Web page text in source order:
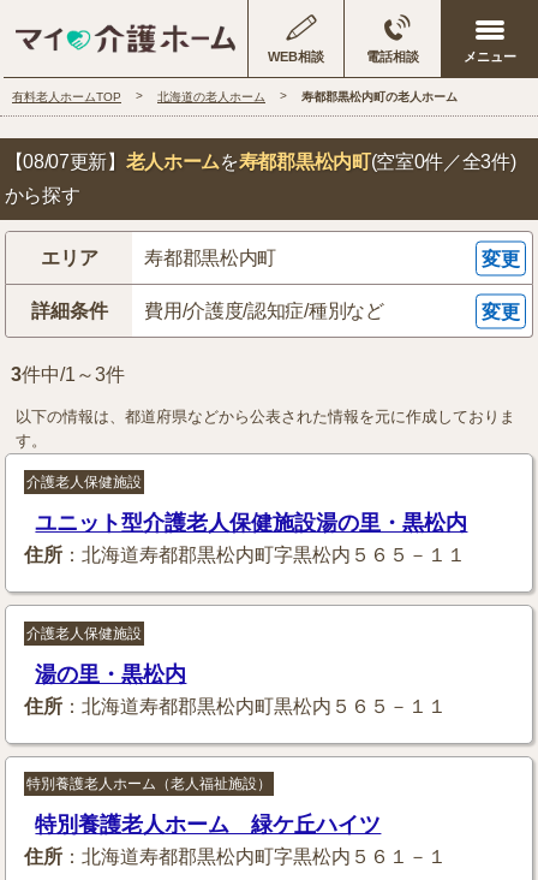
WEB相談 電話相談
有料老人ホームTOP 北海道の老人ホーム 寿都郡黒松内町の老人ホーム
【08/07更新】 老人ホームを寿都郡黒松内町(空室0件／全3件)
から探す
エリア 寿都郡黒松内町 変更
詳細条件 費用/介護度/認知症/種別など 変更
3件中/1～3件
以下の情報は、都道府県などから公表された情報を元に作成しておりま
す。
介護老人保健施設
ユニット型介護老人保健施設湯の里・黒松内
住所 ：北海道寿都郡黒松内町字黒松内５６５－１１
介護老人保健施設
湯の里・黒松内
住所 ：北海道寿都郡黒松内町黒松内５６５－１１
特別養護老人ホーム（老人福祉施設）
特別養護老人ホーム 緑ケ丘ハイツ
住所 ：北海道寿都郡黒松内町字黒松内５６１－１